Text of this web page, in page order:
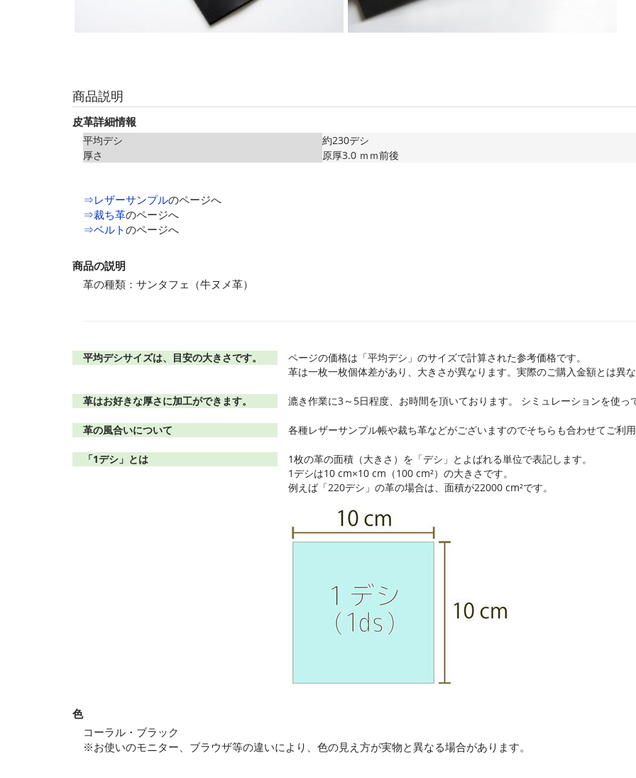
商品説明
皮革詳細情報
平均デシ
約230デシ
厚さ
原厚3.0 ｍｍ前後
⇒レザーサンプルのページへ
⇒裁ち革のページへ
⇒ベルトのページへ
商品の説明
革の種類：サンタフェ（牛ヌメ革）
平均デシサイズは、目安の大きさです。
ページの価格は「平均デシ」のサイズで計算された参考価格です。
革は一枚一枚個体差があり、大きさが異なります。実際のご購入金額とは異
革はお好きな厚さに加工ができます。 漉き作業に3～5日程度、お時間を頂いております。 シミュレーションを使っ
革の風合いについて 各種レザーサンプル帳や裁ち革などがございますのでそちらも合わせてご利
「1デシ」とは
1枚の革の面積（大きさ）を「デシ」とよばれる単位で表記します。
1デシは10 cm×10 cm（100 cm²）の大きさです。
例えば「220デシ」の革の場合は、面積が22000 cm²です。
色
コーラル・ブラック
※お使いのモニター、ブラウザ等の違いにより、色の見え方が実物と異なる場合があります。